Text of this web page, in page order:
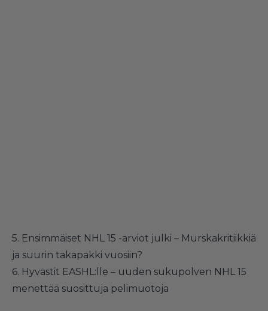
5. Ensimmäiset NHL 15 -arviot julki – Murskakritiikkiä
ja suurin takapakki vuosiin?
6. Hyvästit EASHL:lle – uuden sukupolven NHL 15
menettää suosittuja pelimuotoja